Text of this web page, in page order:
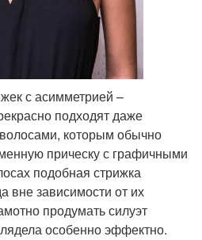
с асимметрией –
подходят даже
которым обычно
прическу с графичными
подобная стрижка
вне зависимости от их
продумать силуэт
особенно эффектно.